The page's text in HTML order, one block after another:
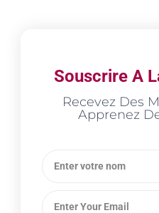
Souscrire A
Recevez Des
Apprenez